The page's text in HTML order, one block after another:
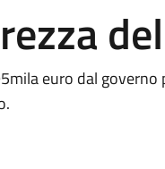
euro dal governo